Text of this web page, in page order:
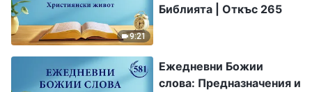
9:21
Библията | Откъс 265
Ежедневни Божии
слова: Предназначения и